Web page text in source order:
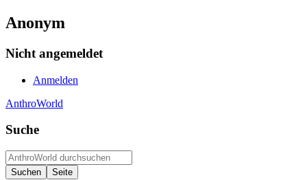
Anonym
Nicht angemeldet
Anmelden
AnthroWorld
Suche